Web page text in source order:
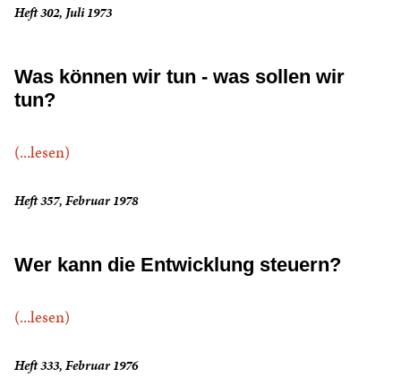
Heft 302, Juli 1973
Was können wir tun - was sollen wir
tun?
(...lesen)
Heft 357, Februar 1978
Wer kann die Entwicklung steuern?
(...lesen)
Heft 333, Februar 1976